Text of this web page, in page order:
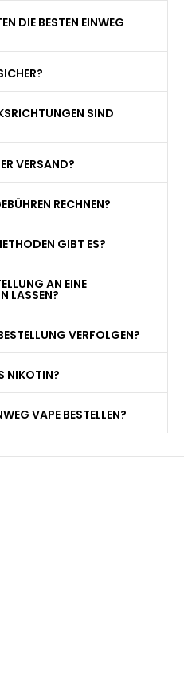
DIE BESTEN EINWEG
SIND
VERSAND?
RECHNEN?
GIBT ES?
AN EINE
LASSEN?
VERFOLGEN?
NIKOTIN?
VAPE BESTELLEN?